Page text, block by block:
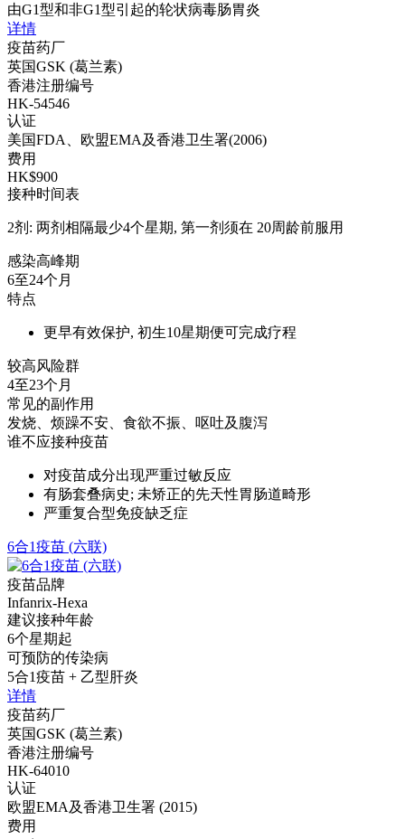
由G1型和非G1型引起的轮状病毒肠胃炎
详情
疫苗药厂
英国GSK (葛兰素)
香港注册编号
HK-54546
认证
美国FDA、欧盟EMA及香港卫生署(2006)
费用
HK$900
接种时间表
2剂: 两剂相隔最少4个星期, 第一剂须在 20周龄前服用
感染高峰期
6至24个月
特点
更早有效保护, 初生10星期便可完成疗程
较高风险群
4至23个月
常见的副作用
发烧、烦躁不安、食欲不振、呕吐及腹泻
谁不应接种疫苗
对疫苗成分出现严重过敏反应
有肠套叠病史; 未矫正的先天性胃肠道畸形
严重复合型免疫缺乏症
6合1疫苗 (六联)
疫苗品牌
Infanrix-Hexa
建议接种年龄
6个星期起
可预防的传染病
5合1疫苗 + 乙型肝炎
详情
疫苗药厂
英国GSK (葛兰素)
香港注册编号
HK-64010
认证
欧盟EMA及香港卫生署 (2015)
费用